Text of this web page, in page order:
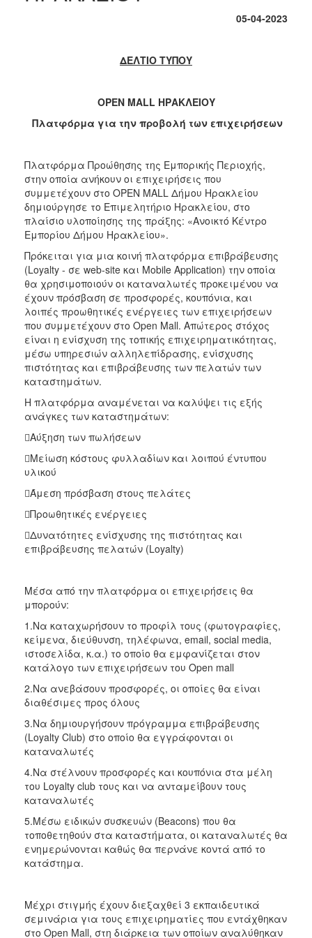
ΔΗΜΟΣ
ΠΟΛΙΤΙΣΜΟΣ
ΑΝΘΕΚΤΙΚΗ
ΠΟΛΗ
05-04-2023
ΔΕΛΤΙΟ ΤΥΠΟΥ
OPEN MALL ΗΡΑΚΛΕΙΟΥ
Πλατφόρμα για την προβολή των επιχειρήσεων
Πλατφόρμα Προώθησης της Εμπορικής Περιοχής,
στην οποία ανήκουν οι επιχειρήσεις που
συμμετέχουν στο OPEN MALL Δήμου Ηρακλείου
δημιούργησε το Επιμελητήριο Ηρακλείου, στο
πλαίσιο υλοποίησης της πράξης: «Ανοικτό Κέντρο
Εμπορίου Δήμου Ηρακλείου».
Πρόκειται για μια κοινή πλατφόρμα επιβράβευσης
(Loyalty - σε web-site και Mobile Application) την οποία
θα χρησιμοποιούν οι καταναλωτές προκειμένου να
έχουν πρόσβαση σε προσφορές, κουπόνια, και
λοιπές προωθητικές ενέργειες των επιχειρήσεων
που συμμετέχουν στο Open Mall. Απώτερος στόχος
είναι η ενίσχυση της τοπικής επιχειρηματικότητας,
μέσω υπηρεσιών αλληλεπίδρασης, ενίσχυσης
πιστότητας και επιβράβευσης των πελατών των
καταστημάτων.
Η πλατφόρμα αναμένεται να καλύψει τις εξής
ανάγκες των καταστημάτων:
Αύξηση των πωλήσεων
Μείωση κόστους φυλλαδίων και λοιπού έντυπου
υλικού
Άμεση πρόσβαση στους πελάτες
Προωθητικές ενέργειες
Δυνατότητες ενίσχυσης της πιστότητας και
επιβράβευσης πελατών (Loyalty)
Μέσα από την πλατφόρμα οι επιχειρήσεις θα
μπορούν:
1.Να καταχωρήσουν το προφίλ τους (φωτογραφίες,
κείμενα, διεύθυνση, τηλέφωνα, email, social media,
ιστοσελίδα, κ.α.) το οποίο θα εμφανίζεται στον
κατάλογο των επιχειρήσεων του Open mall
2.Να ανεβάσουν προσφορές, οι οποίες θα είναι
διαθέσιμες προς όλους
3.Να δημιουργήσουν πρόγραμμα επιβράβευσης
(Loyalty Club) στο οποίο θα εγγράφονται οι
καταναλωτές
4.Να στέλνουν προσφορές και κουπόνια στα μέλη
του Loyalty club τους και να ανταμείβουν τους
καταναλωτές
5.Μέσω ειδικών συσκευών (Beacons) που θα
τοποθετηθούν στα καταστήματα, οι καταναλωτές θα
ενημερώνονται καθώς θα περνάνε κοντά από το
κατάστημα.
Μέχρι στιγμής έχουν διεξαχθεί 3 εκπαιδευτικά
σεμινάρια για τους επιχειρηματίες που εντάχθηκαν
στο Open Mall, στη διάρκεια των οποίων αναλύθηκαν